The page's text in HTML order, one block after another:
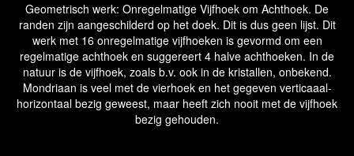
Geometrisch werk: Onregelmatige Vijfhoek om Achthoek. De
randen zijn aangeschilderd op het doek. Dit is dus geen lijst. Dit
werk met 16 onregelmatige vijfhoeken is gevormd om een
regelmatige achthoek en suggereert 4 halve achthoeken. In de
natuur is de vijfhoek, zoals b.v. ook in de kristallen, onbekend.
Mondriaan is veel met de vierhoek en het gegeven verticaaal-
horizontaal bezig geweest, maar heeft zich nooit met de vijfhoek
bezig gehouden.